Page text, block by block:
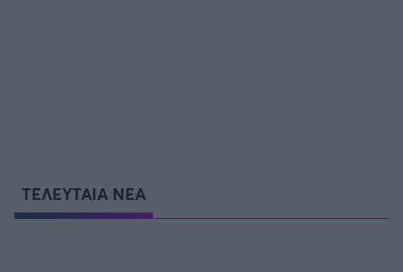
ΤΕΛΕΥΤΑΙΑ ΝΕΑ